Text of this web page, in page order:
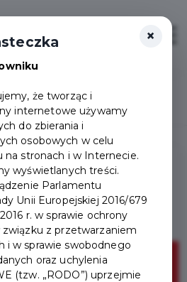
×
że tworząc i
internetowe używamy
do zbierania i
osobowych w celu
na stronach i w Internecie.
wyświetlanych treści.
Parlamentu
Unii Europejskiej 2016/679
r. w sprawie ochrony
z przetwarzaniem
i w sprawie swobodnego
oraz uchylenia
(tzw. „RODO”) uprzejmie